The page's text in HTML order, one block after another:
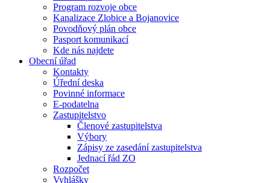
Program rozvoje obce
Kanalizace Zlobice a Bojanovice
Povodňový plán obce
Pasport komunikací
Kde nás najdete
Obecní úřad
Kontakty
Úřední deska
Povinné informace
E-podatelna
Zastupitelstvo
Členové zastupitelstva
Výbory
Zápisy ze zasedání zastupitelstva
Jednací řád ZO
Rozpočet
Vyhlášky